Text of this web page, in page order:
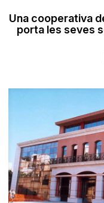
Una cooperativa
porta les seves